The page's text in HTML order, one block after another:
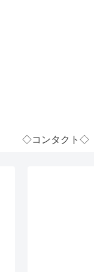
◇コンタクト◇